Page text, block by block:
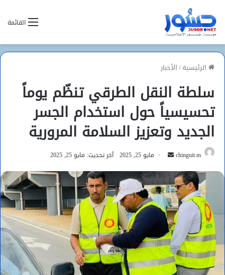
القائمة
الرئيسية/الأخبار
سلطة النقل الطرقي تنظّم يوماً
تحسيسياً حول استخدام الجسر
الجديد وتعزيز السلامة المرورية
chinguit.m
أرسل
إلكترونيا
مايو 25, 2025 آخر تحديث: مايو 25, 2025